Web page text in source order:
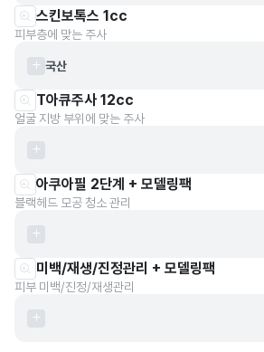
스킨보톡스 1cc
피부층에 맞는 주사
국산
T아큐주사 12cc
얼굴 지방 부위에 맞는 주사
아쿠아필 2단계 + 모델링팩
블랙헤드 모공 청소 관리
미백/재생/진정관리 + 모델링팩
피부 미백/진정/재생관리